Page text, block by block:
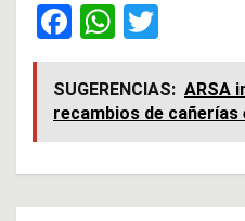
F
a
ce
b
W
h
at
s
wi
tt
er
SUGERENCIAS: ARSA
recambios de cañerías